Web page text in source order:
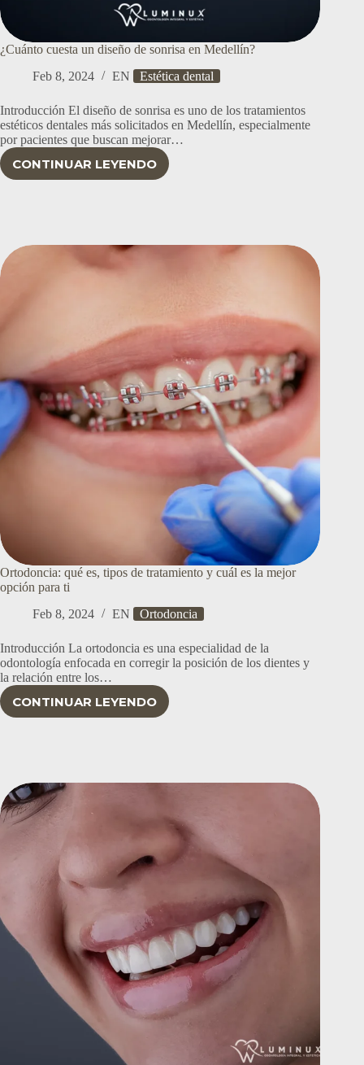
¿Cuánto cuesta un diseño de sonrisa en Medellín?
Feb 8, 2024
EN Estética dental
Introducción El diseño de sonrisa es uno de los tratamientos
estéticos dentales más solicitados en Medellín, especialmente
por pacientes que buscan mejorar…
CONTINUAR LEYENDO
¿CUÁNTO
SONRISA
EN
MEDELLÍN?
Ortodoncia: qué es, tipos de tratamiento y cuál es la mejor
opción para ti
Feb 8, 2024
EN Ortodoncia
Introducción La ortodoncia es una especialidad de la
odontología enfocada en corregir la posición de los dientes y
la relación entre los…
CONTINUAR LEYENDO
ORTODONCIA:
TRATAMIENTO
CUÁL
MEJOR
OPCIÓN
PARA